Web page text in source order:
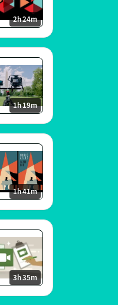
2h 24m
1h 19m
1h 41m
3h 35m